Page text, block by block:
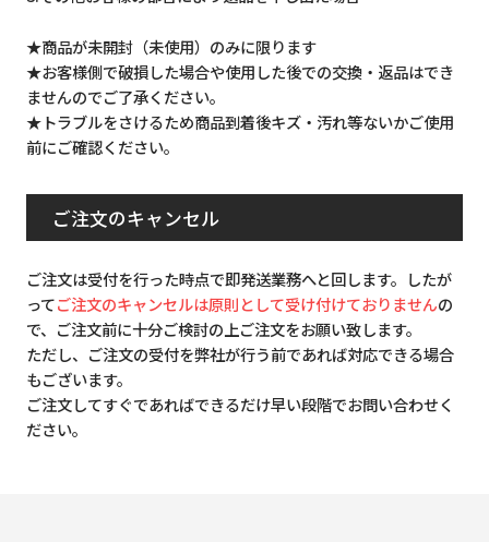
★商品が未開封（未使用）のみに限ります
★お客様側で破損した場合や使用した後での交換・返品はでき
ませんのでご了承ください。
★トラブルをさけるため商品到着後キズ・汚れ等ないかご使用
前にご確認ください。
ご注文のキャンセル
ご注文は受付を行った時点で即発送業務へと回します。したが
ってご注文のキャンセルは原則として受け付けておりませんの
で、ご注文前に十分ご検討の上ご注文をお願い致します。
ただし、ご注文の受付を弊社が行う前であれば対応できる場合
もございます。
ご注文してすぐであればできるだけ早い段階でお問い合わせく
ださい。